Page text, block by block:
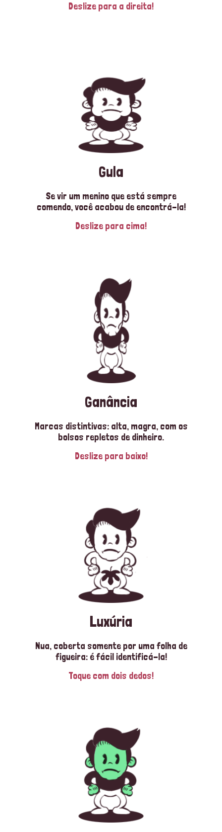
Deslize para a direita!
Gula
Se vir um menino que está sempre
comendo, você acabou de encontrá-la!
Deslize para cima!
Ganância
Marcas distintivas: alta, magra, com os
bolsos repletos de dinheiro.
Deslize para baixo!
Luxúria
Nua, coberta somente por uma folha de
figueira: é fácil identificá-la!
Toque com dois dedos!